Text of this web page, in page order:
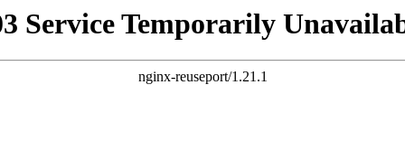
Service Temporarily
nginx-reuseport/1.21.1